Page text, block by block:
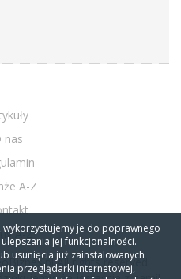
je do poprawnego
jej funkcjonalności.
usunięcia już zainstalowanych
przeglądarki internetowej,
nas
A-Z
A-Z
All rights reserved.